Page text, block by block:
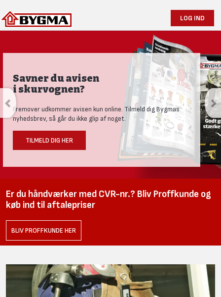
LOG IND
Savner du avisen
i skurvognen?
Fremover udkommer avisen kun online. Tilmeld dig Bygmas
nyhedsbrev, så går du ikke glip af noget.
TILMELD DIG HER
Er du håndværker med CVR-nr.? Bliv Proffkunde og
køb ind til aftalepriser
BLIV PROFFKUNDE HER